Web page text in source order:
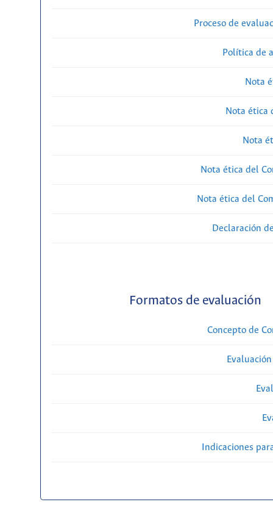
Proceso de
Política de
Nota
Nota ética
Nota
Nota ética del
Nota ética del
Declaración
Formatos de evaluación
Concepto de
Indicaciones